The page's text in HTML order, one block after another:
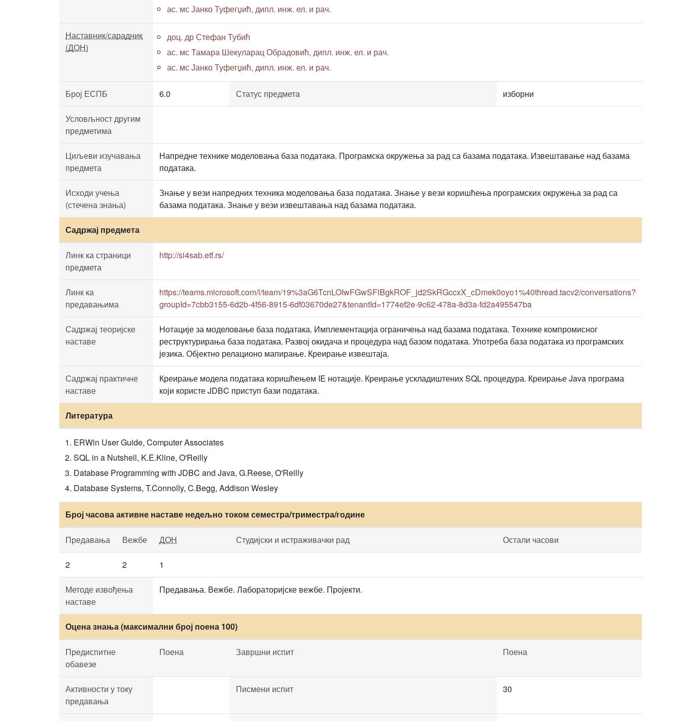
ас. мс Јанко Туфегџић, дипл. инж. ел. и рач.
Наставник/сарадник
(ДОН)
доц. др Стефан Тубић
ас. мс Тамара Шекуларац Обрадовић, дипл. инж. ел. и рач.
ас. мс Јанко Туфегџић, дипл. инж. ел. и рач.
Број ЕСПБ 6.0 Статус предмета изборни
Условљност другим
предметима
Циљеви изучавања
предмета
Напредне технике моделовања база података. Програмска окружења за рад са базама података. Извештавање над базама
података.
Исходи учења
(стечена знања)
Знање у вези напредних техника моделовања база података. Знање у вези коришћења програмских окружења за рад са
базама података. Знање у вези извештавања над базама података.
Садржај предмета
Линк ка страници
предмета
http://si4sab.etf.rs/
Линк ка
предавањима
https://teams.microsoft.com/l/team/19%3aG6TcnLOIwFGwSFlBgkROF_jd2SkRGccxX_cDmek0oyo1%40thread.tacv2/conversations?
groupId=7cbb3155-6d2b-4f56-8915-6df03670de27&tenantId=1774ef2e-9c62-478a-8d3a-fd2a495547ba
Садржај теоријске
наставе
Нотације за моделовање база података. Имплементација ограничења над базама података. Технике компромисног
реструктурирања база података. Развој окидача и процедура над базом података. Употреба база података из програмских
језика. Објектно релационо мапирање. Креирање извештаја.
Садржај практичне
наставе
Креирање модела података коришћењем IE нотације. Креирање ускладиштених SQL процедура. Креирање Java програма
који користе JDBC приступ бази података.
Литература
ERWin User Guide, Computer Associates
SQL in a Nutshell, K.E.Kline, O'Reilly
Database Programming with JDBC and Java, G.Reese, O'Reilly
Database Systems, T.Connolly, C.Begg, Addison Wesley
Број часова активне наставе недељно током семестра/триместра/године
Предавања Вежбе ДОН Студијски и истраживачки рад Остали часови
2 2 1
Методе извођења
наставе
Предавања. Вежбе. Лабораторијске вежбе. Пројекти.
Оцена знања (максимални број поена 100)
Предиспитне
обавезе
Поена Завршни испит Поена
Активности у току
предавања
Писмени испит 30